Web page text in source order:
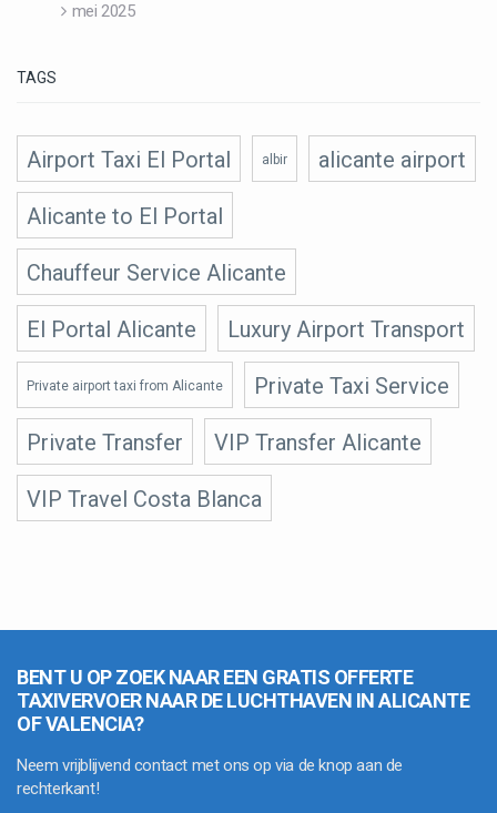
mei 2025
TAGS
Airport Taxi El Portal albir alicante airport
Alicante to El Portal
Chauffeur Service Alicante
El Portal Alicante Luxury Airport Transport
Private airport taxi from Alicante Private Taxi Service
Private Transfer VIP Transfer Alicante
VIP Travel Costa Blanca
BENT U OP ZOEK NAAR EEN GRATIS OFFERTE
TAXIVERVOER NAAR DE LUCHTHAVEN IN ALICANTE
OF VALENCIA?
Neem vrijblijvend contact met ons op via de knop aan de
rechterkant!